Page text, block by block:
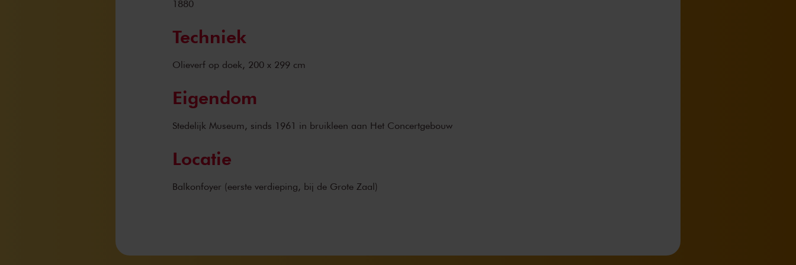
1880
Techniek
Olieverf op doek, 200 x 299 cm
Eigendom
Stedelijk Museum, sinds 1961 in bruikleen aan Het Concertgebouw
Locatie
Balkonfoyer (eerste verdieping, bij de Grote Zaal)